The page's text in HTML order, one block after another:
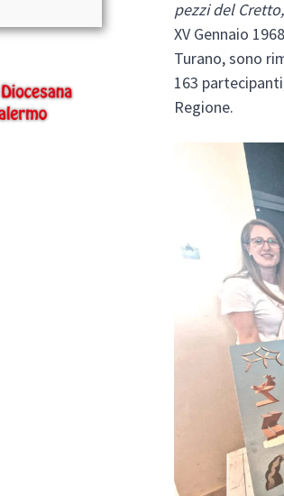
pezzi del
XV Gennaio
Turano, sono
163
Regione.